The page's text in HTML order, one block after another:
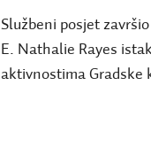
Službeni posjet
E. Nathalie Rayes
aktivnostima Gradske